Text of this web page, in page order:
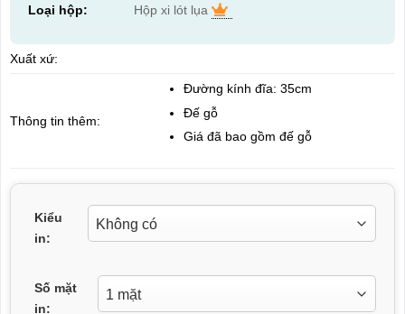
Loại hộp: Hộp xi lót lụa
Xuất xứ:
Thông tin thêm:
Đường kính đĩa: 35cm
Đế gỗ
Giá đã bao gồm đế gỗ
Kiểu
in:
Số mặt
in: